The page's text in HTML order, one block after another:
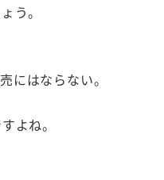
う。
にはならない。
よね。